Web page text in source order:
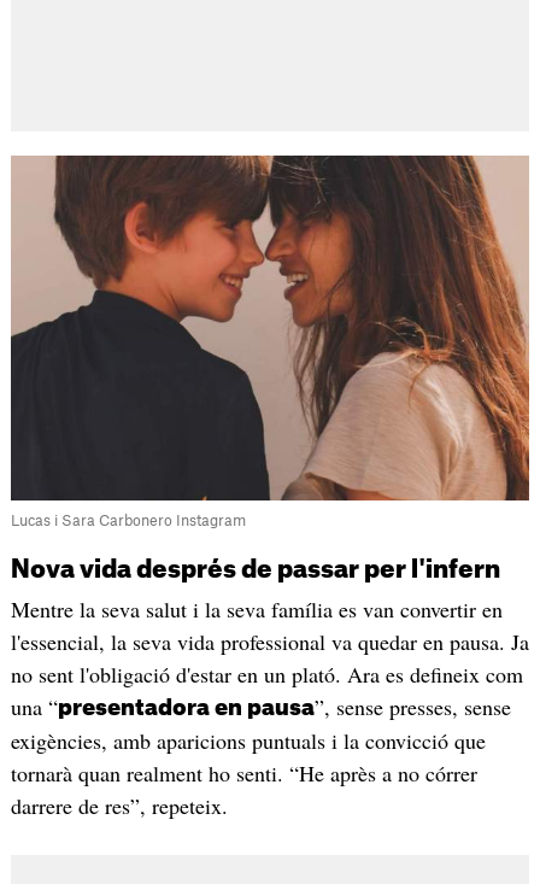
Lucas i Sara Carbonero Instagram
Nova vida després de passar per l'infern
Mentre la seva salut i la seva família es van convertir en
l'essencial, la seva vida professional va quedar en pausa. Ja
no sent l'obligació d'estar en un plató. Ara es defineix com
una “presentadora en pausa”, sense presses, sense
exigències, amb aparicions puntuals i la convicció que
tornarà quan realment ho senti. “He après a no córrer
darrere de res”, repeteix.